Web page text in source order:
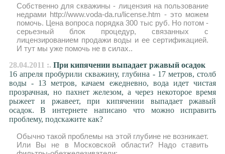
Собственно для скважины - лицензия на пользование
недрами http://www.voda-da.ru/license.htm - это можем
помочь. Цена вопроса порядка 300 тыс руб. Но потом -
серьезный блок процедур, связанных с
лицензированием продажи воды и ее сертификацией.
И тут мы уже помочь не в силах..
28.04.2011 :. При кипячении выпадает ржавый осадок
16 апреля пробурили скважину, глубина - 17 метров, столб
воды - 13 метров, качаем ежедневно, вода идет чистая
прозрачная, но пахнет железом, а через некоторое время
рыжеет и ржавеет, при кипячении выпадает ржавый
осадок. В интернете написано что можно исправить
проблему, подскажите как?
Обычно такой проблемы на этой глубине не возникает.
Или Вы не в Московской области? Надо ставить